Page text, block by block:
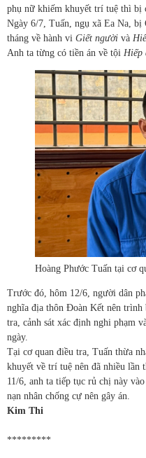
phụ nữ khiếm khuyết trí tuệ thì bị
Ngày 6/7, Tuấn, ngụ xã Ea Na,
tháng về hành vi Giết người và
Anh ta từng có tiền án về tội Hiếp
Hoàng Phước Tuấn tại cơ
Trước đó, hôm 12/6, người dân
nghĩa địa thôn Đoàn Kết nên trình
tra, cảnh sát xác định nghi phạm
ngày.
Tại cơ quan điều tra, Tuấn thừa
khuyết về trí tuệ nên đã nhiều lần
11/6, anh ta tiếp tục rủ chị này
nạn nhân chống cự nên gây án.
Kim Thi
*********